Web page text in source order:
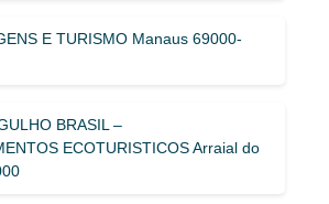
E TURISMO Manaus 69000-
BRASIL –
ECOTURISTICOS Arraial do